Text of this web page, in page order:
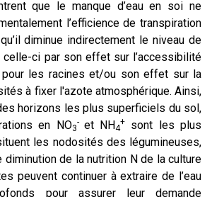
que le manque d’eau en soi ne
l’efficience de transpiration
diminue indirectement le niveau de
ci par son effet sur l’accessibilité
pour les racines et/ou son effet sur la
à fixer l'azote atmosphérique. Ainsi,
horizons les plus superficiels du sol,
en NO3
- et NH4
+
sont les plus
les nodosités des légumineuses,
diminution de la nutrition N de la culture
peuvent continuer à extraire de l’eau
pour assurer leur demande